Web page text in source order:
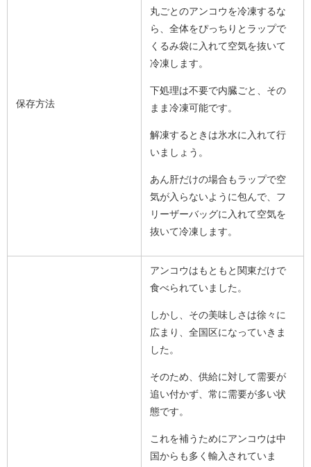
保存方法
丸ごとのアンコウを冷凍するな
ら、全体をぴっちりとラップで
くるみ袋に入れて空気を抜いて
冷凍します。
下処理は不要で内臓ごと、その
まま冷凍可能です。
解凍するときは氷水に入れて行
いましょう。
あん肝だけの場合もラップで空
気が入らないように包んで、フ
リーザーバッグに入れて空気を
抜いて冷凍します。
アンコウはもともと関東だけで
食べられていました。
しかし、その美味しさは徐々に
広まり、全国区になっていきま
した。
そのため、供給に対して需要が
追い付かず、常に需要が多い状
態です。
これを補うためにアンコウは中
国からも多く輸入されていま